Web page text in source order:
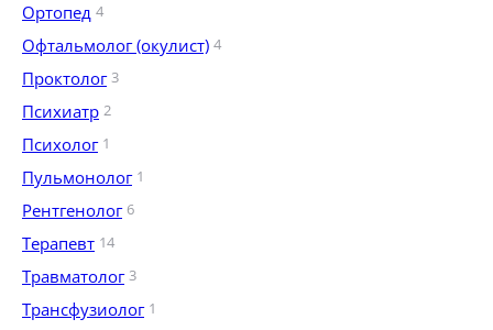
Ортопед 4
Офтальмолог (окулист) 4
Проктолог 3
Психиатр 2
Психолог 1
Пульмонолог 1
Рентгенолог 6
Терапевт 14
Травматолог 3
Трансфузиолог 1